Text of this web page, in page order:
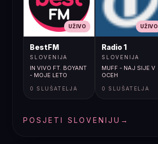
UŽIVO
BestFM
SLOVENIJA
IN VIVO FT. BOYANT
- MOJE LETO
0 SLUŠATELJA
UŽIVO
Radio 1
SLOVENIJA
MUFF - NAJ SIJE V
OCEH
0 SLUŠATELJA
POSJETI SLOVENIJU →